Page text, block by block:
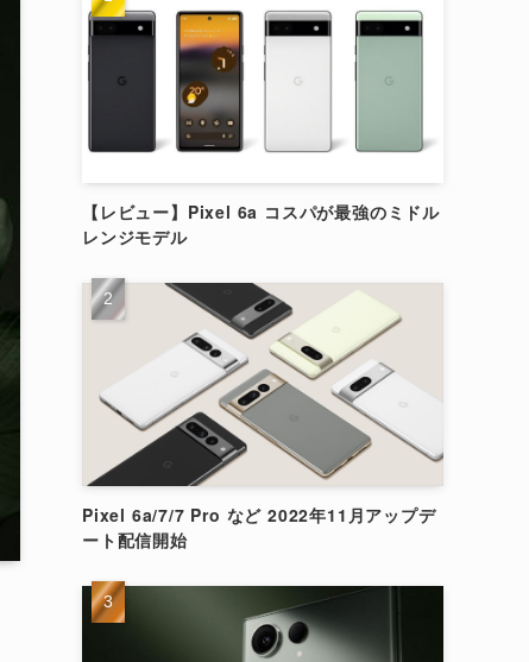
【レビュー】Pixel 6a コスパが最強のミドル
レンジモデル
Pixel 6a/7/7 Pro など 2022年11月アップデ
ート配信開始